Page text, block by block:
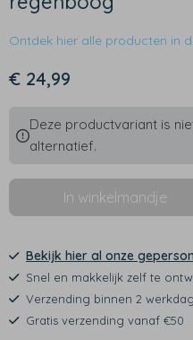
Ontdek hier alle producten in
€ 24,99
Deze productvariant is
alternatief.
In winkelmandje
Bekijk hier al onze
Snel en makkelijk zelf te
Verzending binnen 2
Gratis verzending vanaf €50